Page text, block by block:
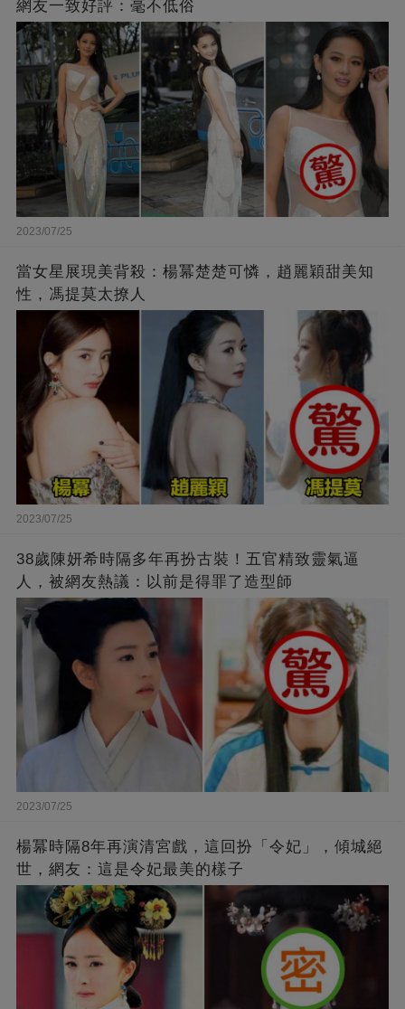
網友一致好評：毫不低俗
2023/07/25
當女星展現美背殺：楊冪楚楚可憐，趙麗穎甜美知
性，馮提莫太撩人
2023/07/25
38歲陳妍希時隔多年再扮古裝！五官精致靈氣逼
人，被網友熱議：以前是得罪了造型師
2023/07/25
楊冪時隔8年再演清宮戲，這回扮「令妃」，傾城絕
世，網友：這是令妃最美的樣子